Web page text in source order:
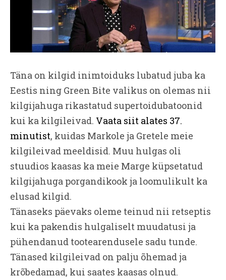
Täna on kilgid inimtoiduks lubatud juba ka
Eestis ning Green Bite valikus on olemas nii
kilgijahuga rikastatud supertoidubatoonid
kui ka kilgileivad. Vaata siit alates 37.
minutist, kuidas Markole ja Gretele meie
kilgileivad meeldisid. Muu hulgas oli
stuudios kaasas ka meie Marge küpsetatud
kilgijahuga porgandikook ja loomulikult ka
elusad kilgid.
Tänaseks päevaks oleme teinud nii retseptis
kui ka pakendis hulgaliselt muudatusi ja
pühendanud tootearendusele sadu tunde.
Tänased kilgileivad on palju õhemad ja
krõbedamad, kui saates kaasas olnud.